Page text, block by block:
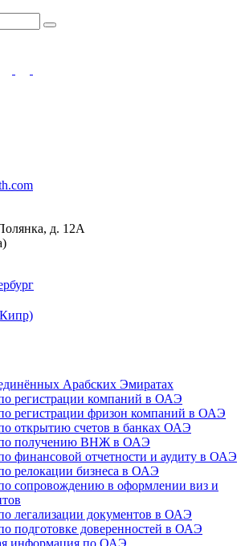
д. 12А
Арабских Эмиратах
регистрации компаний в ОАЭ
регистрации фризон компаний в ОАЭ
открытию счетов в банках ОАЭ
по получению ВНЖ в ОАЭ
финансовой отчетности и аудиту в ОАЭ
релокации бизнеса в ОАЭ
сопровождению в оформлении виз и
легализации документов в ОАЭ
подготовке доверенностей в ОАЭ
информация по ОАЭ